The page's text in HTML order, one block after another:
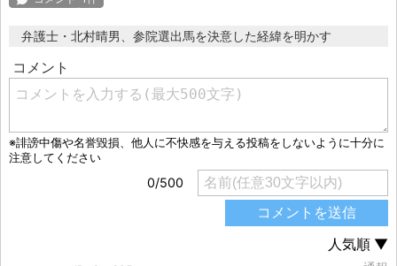
弁護士・北村晴男、参院選出馬を決意した経緯を明かす